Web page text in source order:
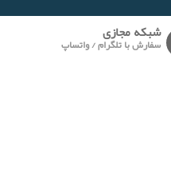
شبکه مجازی
سفارش با تلگرام / واتساپ